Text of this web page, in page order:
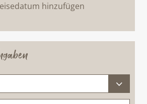
hinzufügen